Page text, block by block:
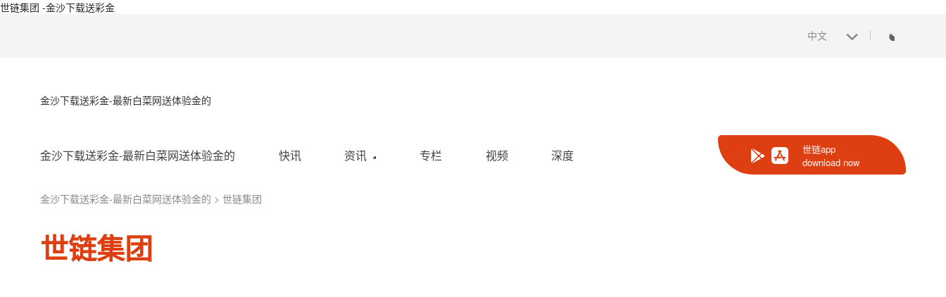
世链集团 -金沙下载送彩金
中文
金沙下载送彩金-最新白菜网送体验金的
金沙下载送彩金-最新白菜网送体验金的 快讯 资讯 专栏 视频 深度
世链app
download now
金沙下载送彩金-最新白菜网送体验金的 > 世链集团
世链集团